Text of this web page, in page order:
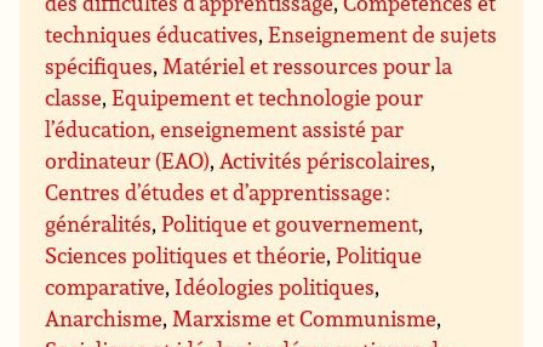
techniques éducatives,Enseignement de sujets
spécifiques,Matériel et ressources pour la
classe,Equipement et technologie pour
l’éducation, enseignement assisté par
ordinateur (EAO),Activités périscolaires,
Centres d’études et d’apprentissage :
généralités,Politique et gouvernement,
Sciences politiques et théorie,Politique
comparative, Idéologies politiques,
Anarchisme,Marxisme et Communisme,